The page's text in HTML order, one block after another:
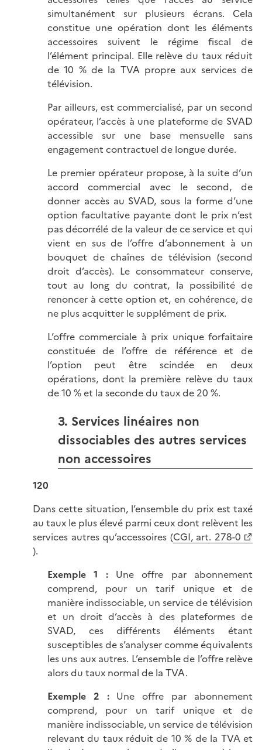
simultanément sur plusieurs écrans. Cela
constitue une opération dont les éléments
accessoires suivent le régime fiscal de
l’élément principal. Elle relève du taux réduit
de 10 % de la TVA propre aux services de
télévision.
Par ailleurs, est commercialisé, par un second
opérateur, l’accès à une plateforme de SVAD
accessible sur une base mensuelle sans
engagement contractuel de longue durée.
Le premier opérateur propose, à la suite d’un
accord commercial avec le second, de
donner accès au SVAD, sous la forme d’une
option facultative payante dont le prix n’est
pas décorrélé de la valeur de ce service et qui
vient en sus de l’offre d’abonnement à un
bouquet de chaînes de télévision (second
droit d’accès). Le consommateur conserve,
tout au long du contrat, la possibilité de
renoncer à cette option et, en cohérence, de
ne plus acquitter le supplément de prix.
L’offre commerciale à prix unique forfaitaire
constituée de l’offre de référence et de
l’option peut être scindée en deux
opérations, dont la première relève du taux
de 10 % et la seconde du taux de 20 %.
3. Services linéaires non
dissociables des autres services
non accessoires
120
Dans cette situation, l’ensemble du prix est taxé
au taux le plus élevé parmi ceux dont relèvent les
services autres qu’accessoires (CGI, art. 278-0
).
Exemple 1
:Une offre par abonnement
comprend, pour un tarif unique et de
manière indissociable, un service de télévision
et un droit d’accès à des plateformes de
SVAD, ces différents éléments étant
susceptibles de s’analyser comme équivalents
les uns aux autres. L’ensemble de l’offre relève
alors du taux normal de la TVA.
Exemple 2 :Une offre par abonnement
comprend, pour un tarif unique et de
manière indissociable, un service de télévision
relevant du taux réduit de 10 % de la TVA et